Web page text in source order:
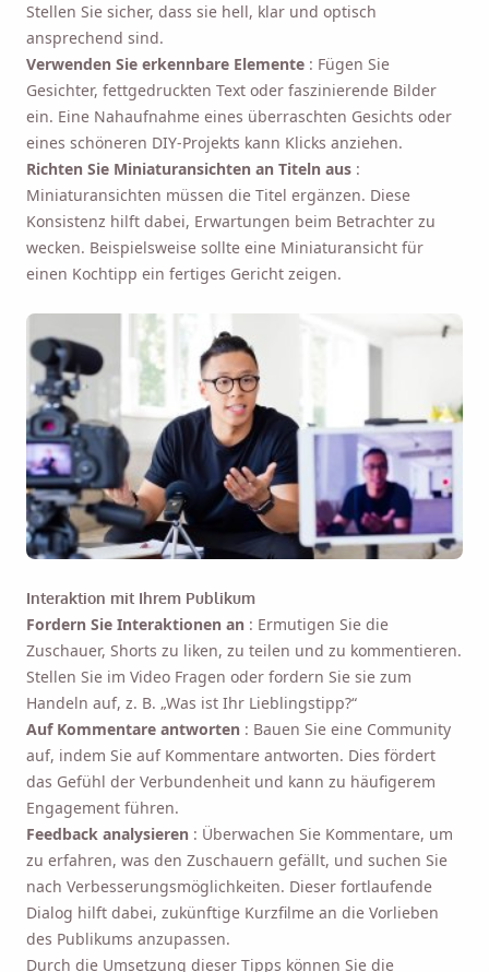
Stellen Sie sicher, dass sie hell, klar und optisch
ansprechend sind.
Verwenden Sie erkennbare Elemente : Fügen Sie
Gesichter, fettgedruckten Text oder faszinierende Bilder
ein. Eine Nahaufnahme eines überraschten Gesichts oder
eines schöneren DIY-Projekts kann Klicks anziehen.
Richten Sie Miniaturansichten an Titeln aus :
Miniaturansichten müssen die Titel ergänzen. Diese
Konsistenz hilft dabei, Erwartungen beim Betrachter zu
wecken. Beispielsweise sollte eine Miniaturansicht für
einen Kochtipp ein fertiges Gericht zeigen.
Interaktion mit Ihrem Publikum
Fordern Sie Interaktionen an : Ermutigen Sie die
Zuschauer, Shorts zu liken, zu teilen und zu kommentieren.
Stellen Sie im Video Fragen oder fordern Sie sie zum
Handeln auf, z. B. „Was ist Ihr Lieblingstipp?“
Auf Kommentare antworten : Bauen Sie eine Community
auf, indem Sie auf Kommentare antworten. Dies fördert
das Gefühl der Verbundenheit und kann zu häufigerem
Engagement führen.
Feedback analysieren : Überwachen Sie Kommentare, um
zu erfahren, was den Zuschauern gefällt, und suchen Sie
nach Verbesserungsmöglichkeiten. Dieser fortlaufende
Dialog hilft dabei, zukünftige Kurzfilme an die Vorlieben
des Publikums anzupassen.
Durch die Umsetzung dieser Tipps können Sie die
Erinnere mich 🔔
Senden Sie sich selbst eine Erinnerung zum
Herunterladen von Viddly, wenn Sie wieder an
einem MacOS- oder Windows-PC sind.
Name